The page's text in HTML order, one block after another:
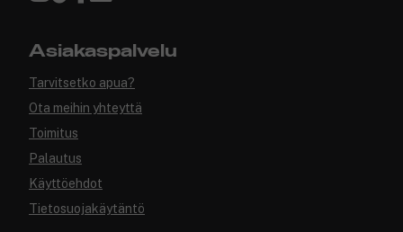
Asiakaspalvelu
Tarvitsetko apua?
Ota meihin yhteyttä
Toimitus
Palautus
Käyttöehdot
Tietosuojakäytäntö